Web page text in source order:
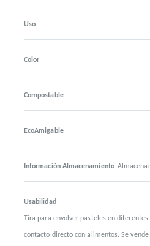
Uso
Color
Compostable
EcoAmigable
Información Almacenamiento
Usabilidad
Tira para envolver pasteles en
contacto directo con alimentos. Se vende